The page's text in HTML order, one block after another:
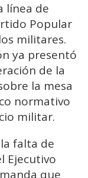
línea de
Popular
militares.
ya presentó
de la
la mesa
normativo
militar.
falta de
Ejecutivo
que